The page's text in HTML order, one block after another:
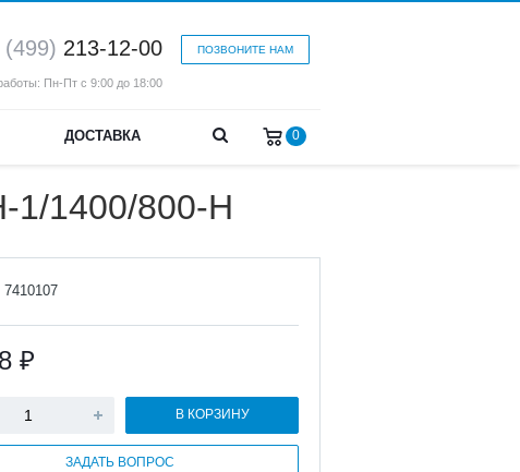
ПОЗВОНИТЕ НАМ
(499) 213-12-00
Пн-Пт с 9:00 до 18:00
ДОСТАВКА 0
1/1400/800-Н
7410107
₽
В КОРЗИНУ
ЗАДАТЬ ВОПРОС